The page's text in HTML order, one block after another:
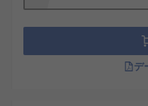
デ